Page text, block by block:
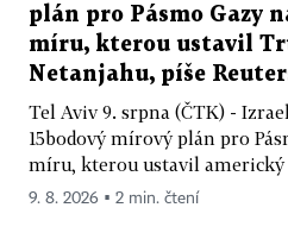
plán pro Pásmo Gazy
míru, kterou ustavil
Netanjahu, píše
Tel Aviv 9. srpna (ČTK) -
15bodový mírový plán pro
míru, kterou ustavil americký
9. 8. 2026 ▪ 2 min. čtení